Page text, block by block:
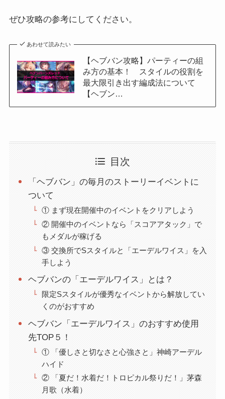
ぜひ攻略の参考にしてください。
あわせて読みたい
【ヘブバン攻略】パーティーの組
み方の基本！ スタイルの役割を
最大限引き出す編成法について
【ヘブン…
目次
「ヘブバン」の毎月のストーリーイベントに
ついて
① まず現在開催中のイベントをクリアしよう
② 開催中のイベントなら「スコアアタック」で
もメダルが稼げる
③ 交換所でSスタイルと「エーデルワイス」を入
手しよう
ヘブバンの「エーデルワイス」とは？
限定Sスタイルが優秀なイベントから解放してい
くのがおすすめ
ヘブバン「エーデルワイス」のおすすめ使用
先TOP５！
① 「優しさと切なさと心強さと」神崎アーデル
ハイド
② 「夏だ！水着だ！トロピカル祭りだ！」茅森
月歌（水着）